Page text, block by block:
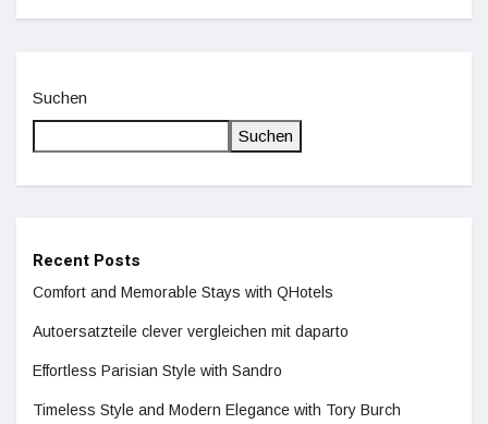
Suchen
Suchen
Recent Posts
Comfort and Memorable Stays with QHotels
Autoersatzteile clever vergleichen mit daparto
Effortless Parisian Style with Sandro
Timeless Style and Modern Elegance with Tory Burch